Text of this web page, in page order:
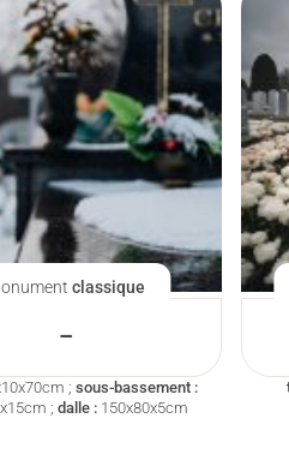
classique
–
;sous-bassement :
;dalle : 150x80x5cm